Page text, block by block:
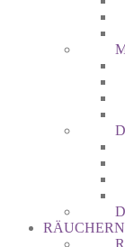
RÄUCHERN